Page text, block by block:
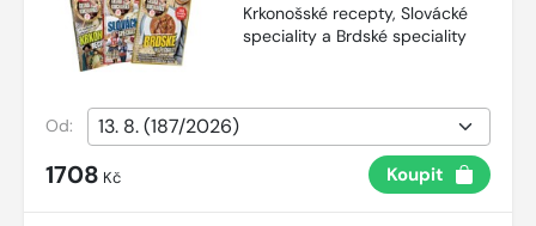
Krkonošské recepty, Slovácké
speciality a Brdské speciality
Od:
1708 Kč Koupit